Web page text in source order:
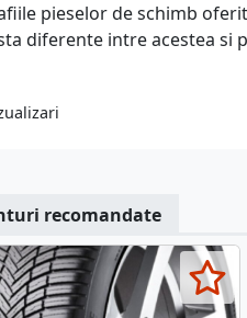
pieselor de schimb
diferente intre acestea si
recomandate